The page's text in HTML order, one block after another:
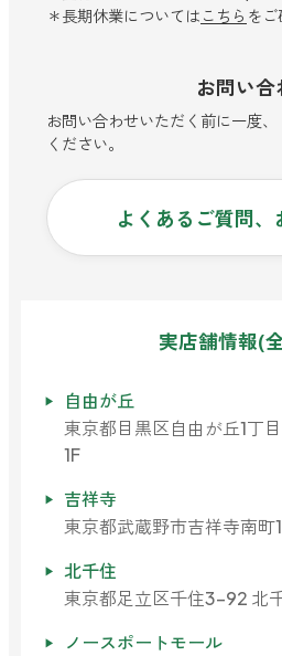
＊長期休業については こちら を
お問い合
お問い合わせいただく前に一度
ください。
よくあるご質問、
実店舗情報(
自由が丘
東京都目黒区自由が丘1丁
1F
吉祥寺
東京都武蔵野市吉祥寺南
北千住
東京都足立区千住3-92 北
ノースポートモール